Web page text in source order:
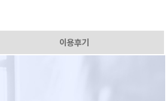
이용후기